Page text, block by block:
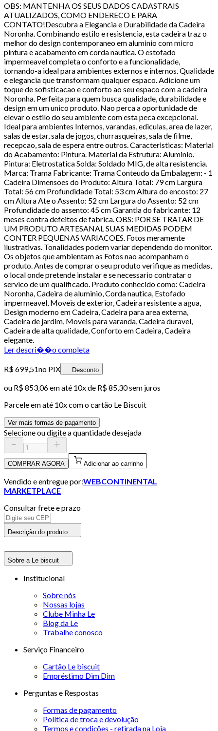
OBS: MANTENHA OS SEUS DADOS CADASTRAIS
ATUALIZADOS, COMO ENDERECO E PARA
CONTATO!Descubra a Elegancia e Durabilidade da Cadeira
Noronha. Combinando estilo e resistencia, esta cadeira traz o
melhor do design contemporaneo em aluminio com micro
pintura e acabamento em corda nautica. O estofado
impermeavel completa o conforto e a funcionalidade,
tornando-a ideal para ambientes externos e internos. Qualidade
e elegancia que transformam qualquer espaco. Adicione um
toque de sofisticacao e conforto ao seu espaco com a cadeira
Noronha. Perfeita para quem busca qualidade, durabilidade e
design em um unico produto. Nao perca a oportunidade de
elevar o estilo do seu ambiente com esta peca excepcional.
Ideal para ambientes Internos, varandas, ediculas, area de lazer,
salas de estar, sala de jogos, churrasqueiras, sala de filme,
recepcao, sala de espera entre outros. Caracteristicas: Material
do Acabamento: Pintura. Material da Estrutura: Aluminio.
Pintura: Eletrostatica Solda: Soldado MIG, de alta resistencia.
Marca: Trama Fabricante: Trama Conteudo da Embalagem: - 1
Cadeira Dimensoes do Produto: Altura Total: 79 cm Largura
Total: 56 cm Profundidade Total: 53 cm Altura do encosto: 27
cm Altura Ate o Assento: 52 cm Largura do Assento: 52 cm
Profundidade do assento: 45 cm Garantia do fabricante: 12
meses contra defeitos de fabrica. OBS: POR SE TRATAR DE
UM PRODUTO ARTESANAL SUAS MEDIDAS PODEM
CONTER PEQUENAS VARIACOES. Fotos meramente
ilustrativas. Tonalidades podem variar dependendo do monitor.
Os objetos que ambientam as Fotos nao acompanham o
produto. Antes de comprar o seu produto verifique as medidas,
o local onde pretende instalar e se necessario contratar o
servico de um qualificado. Produto conhecido como: Cadeira
Noronha, Cadeira de aluminio, Corda nautica, Estofado
impermeavel, Moveis de exterior, Cadeira resistente a agua,
Design moderno em Cadeira, Cadeira para area externa,
Cadeira de jardim, Moveis para varanda, Cadeira duravel,
Cadeira de alta qualidade, Conforto em Cadeira, Cadeira
elegante.
Ler descri��o completa
R$ 699,51no PIX Desconto
ou R$ 853,06em até 10x de R$ 85,30 sem juros
Parcele em até 10x com o cartão Le Biscuit
Ver mais formas de pagamento
Selecione ou digite a quantidade desejada
COMPRAR AGORA Adicionar ao carrinho
Vendido e entregue por:WEBCONTINENTAL
MARKETPLACE
Consultar frete e prazo
Descrição do produto
Sobre a Le biscuit
Institucional
Sobre nós
Nossas lojas
Clube Minha Le
Blog da Le
Trabalhe conosco
Serviço Financeiro
Cartão Le biscuit
Empréstimo Dim Dim
Perguntas e Respostas
Formas de pagamento
Política de troca e devolução
Termos e condições - retirada na Loja